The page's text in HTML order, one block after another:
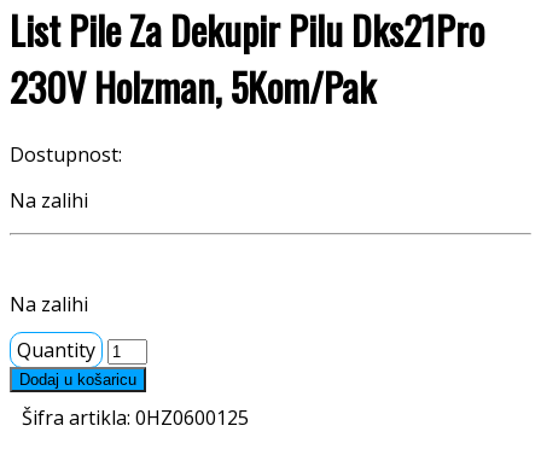
List Pile Za Dekupir Pilu Dks21Pro
230V Holzman, 5Kom/Pak
Dostupnost:
Na zalihi
Na zalihi
Quantity
Dodaj u košaricu
Šifra artikla: 0HZ0600125